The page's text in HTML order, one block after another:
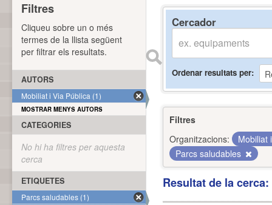
Cercador
Ordenar resultats per
Filtres
Organitzacions:
Mobiliat
Parcs saludables
Resultat de la
Filtres
Cliqueu sobre un o més
termes de la llista següent
per filtrar els resultats.
AUTORS
Mobiliat i Via Pública (1)
MOSTRAR MENYS AUTORS
CATEGORIES
No hi ha filtres per aquesta
cerca
ETIQUETES
Parcs saludables (1)